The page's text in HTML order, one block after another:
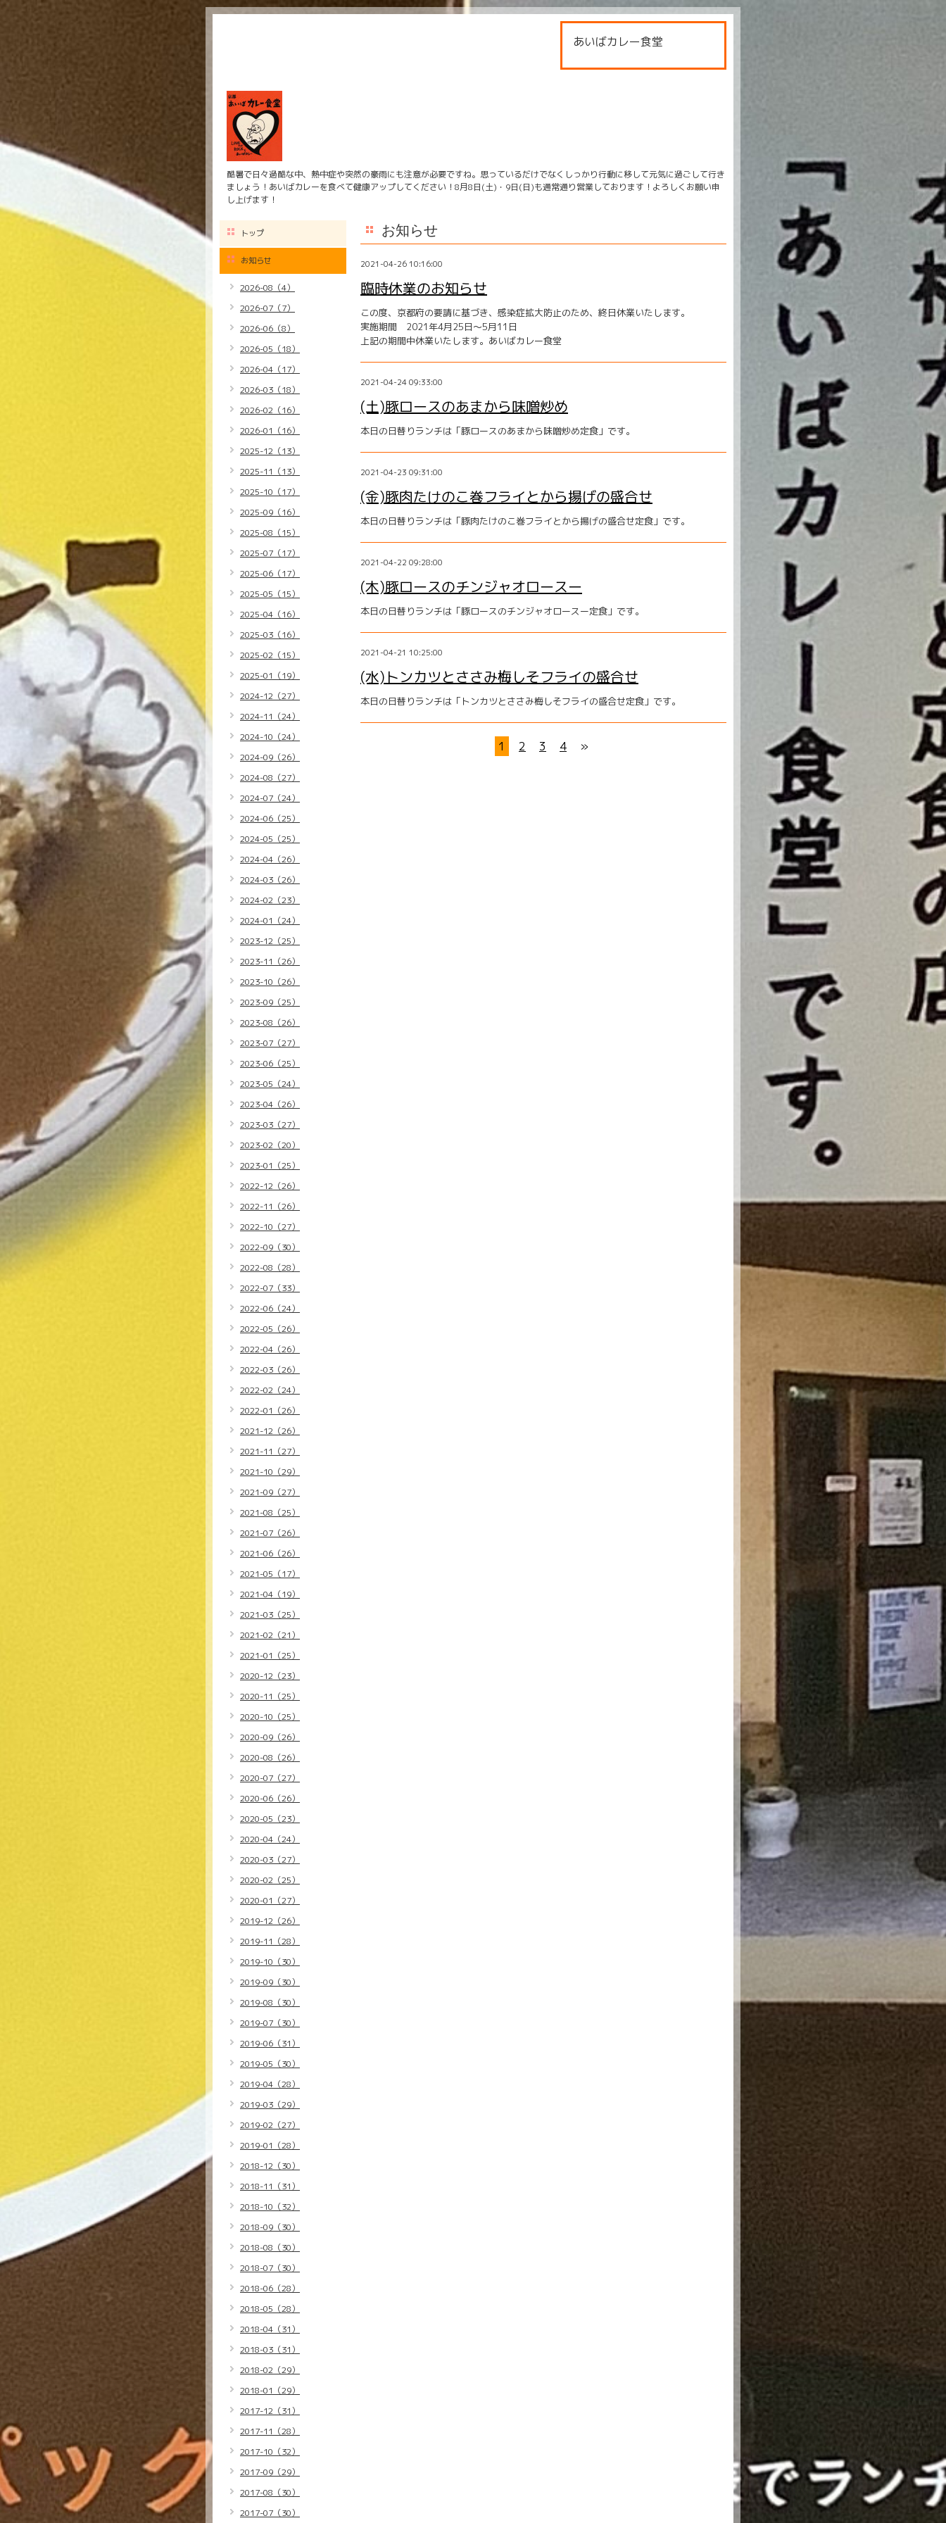
あいばカレー食堂
酷暑で日々過酷な中、熱中症や突然の豪雨にも注意が必要ですね。思っているだけでなくしっかり行動に移して元気に過ごして行き
ましょう！あいばカレーを食べて健康アップしてください！8月8日(土)・9日(日)も通常通り営業しております！よろしくお願い申
し上げます！
お知らせ
2021-04-26 10:16:00
臨時休業のお知らせ
この度、京都府の要請に基づき、感染症拡大防止のため、終日休業いたします。
実施期間 2021年4月25日～5月11日
上記の期間中休業いたします。あいばカレー食堂
2021-04-24 09:33:00
(土)豚ロースのあまから味噌炒め
本日の日替りランチは「豚ロースのあまから味噌炒め定食」です。
2021-04-23 09:31:00
(金)豚肉たけのこ巻フライとから揚げの盛合せ
本日の日替りランチは「豚肉たけのこ巻フライとから揚げの盛合せ定食」です。
2021-04-22 09:28:00
(木)豚ロースのチンジャオロースー
本日の日替りランチは「豚ロースのチンジャオロースー定食」です。
2021-04-21 10:25:00
(水)トンカツとささみ梅しそフライの盛合せ
本日の日替りランチは「トンカツとささみ梅しそフライの盛合せ定食」です。
1 2 3 4 »
トップ
お知らせ
2026-08（4）
2026-07（7）
2026-06（8）
2026-05（18）
2026-04（17）
2026-03（18）
2026-02（16）
2026-01（16）
2025-12（13）
2025-11（13）
2025-10（17）
2025-09（16）
2025-08（15）
2025-07（17）
2025-06（17）
2025-05（15）
2025-04（16）
2025-03（16）
2025-02（15）
2025-01（19）
2024-12（27）
2024-11（24）
2024-10（24）
2024-09（26）
2024-08（27）
2024-07（24）
2024-06（25）
2024-05（25）
2024-04（26）
2024-03（26）
2024-02（23）
2024-01（24）
2023-12（25）
2023-11（26）
2023-10（26）
2023-09（25）
2023-08（26）
2023-07（27）
2023-06（25）
2023-05（24）
2023-04（26）
2023-03（27）
2023-02（20）
2023-01（25）
2022-12（26）
2022-11（26）
2022-10（27）
2022-09（30）
2022-08（28）
2022-07（33）
2022-06（24）
2022-05（26）
2022-04（26）
2022-03（26）
2022-02（24）
2022-01（26）
2021-12（26）
2021-11（27）
2021-10（29）
2021-09（27）
2021-08（25）
2021-07（26）
2021-06（26）
2021-05（17）
2021-04（19）
2021-03（25）
2021-02（21）
2021-01（25）
2020-12（23）
2020-11（25）
2020-10（25）
2020-09（26）
2020-08（26）
2020-07（27）
2020-06（26）
2020-05（23）
2020-04（24）
2020-03（27）
2020-02（25）
2020-01（27）
2019-12（26）
2019-11（28）
2019-10（30）
2019-09（30）
2019-08（30）
2019-07（30）
2019-06（31）
2019-05（30）
2019-04（28）
2019-03（29）
2019-02（27）
2019-01（28）
2018-12（30）
2018-11（31）
2018-10（32）
2018-09（30）
2018-08（30）
2018-07（30）
2018-06（28）
2018-05（28）
2018-04（31）
2018-03（31）
2018-02（29）
2018-01（29）
2017-12（31）
2017-11（28）
2017-10（32）
2017-09（29）
2017-08（30）
2017-07（30）